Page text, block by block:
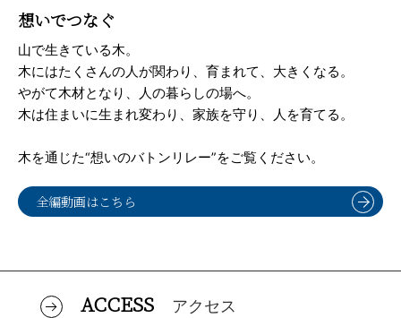
想いでつなぐ
山で生きている木。
木にはたくさんの人が関わり、育まれて、大きくなる。
やがて木材となり、人の暮らしの場へ。
木は住まいに生まれ変わり、家族を守り、人を育てる。
木を通じた“想いのバトンリレー”をご覧ください。
全編動画はこちら
ACCESS アクセス